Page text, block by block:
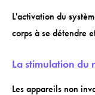
L'activation du
corps à se détendre
La stimulation du
Les appareils non